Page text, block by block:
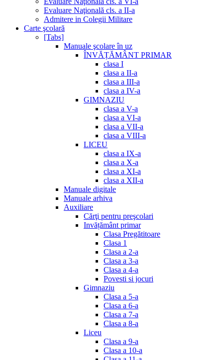
Evaluare Naţională cls. a II-a
Admitere in Colegii Militare
Carte şcolară
[Tabs]
Manuale şcolare în uz
ÎNVĂȚĂMÂNT PRIMAR
clasa I
clasa a II-a
clasa a III-a
clasa a IV-a
GIMNAZIU
clasa a V-a
clasa a VI-a
clasa a VII-a
clasa a VIII-a
LICEU
clasa a IX-a
clasa a X-a
clasa a XI-a
clasa a XII-a
Manuale digitale
Manuale arhiva
Auxiliare
Cărţi pentru preşcolari
Invățământ primar
Clasa Pregătitoare
Clasa 1
Clasa a 2-a
Clasa a 3-a
Clasa a 4-a
Povesti si jocuri
Gimnaziu
Clasa a 5-a
Clasa a 6-a
Clasa a 7-a
Clasa a 8-a
Liceu
Clasa a 9-a
Clasa a 10-a